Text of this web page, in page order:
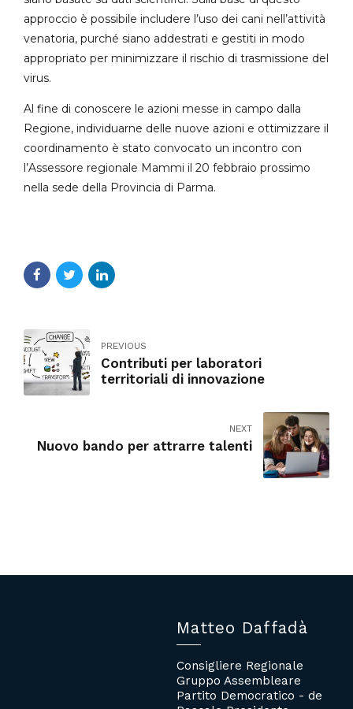
approccio è possibile includere l’uso dei cani nell’attività
venatoria, purché siano addestrati e gestiti in modo
appropriato per minimizzare il rischio di trasmissione del
virus.
Al fine di conoscere le azioni messe in campo dalla
Regione, individuarne delle nuove azioni e ottimizzare il
coordinamento è stato convocato un incontro con
l’Assessore regionale Mammi il 20 febbraio prossimo
nella sede della Provincia di Parma.
PREVIOUS
Contributi per laboratori
territoriali di innovazione
NEXT
Nuovo bando per attrarre talenti
Matteo Daffadà
Consigliere Regionale
Gruppo Assembleare
Partito Democratico - de